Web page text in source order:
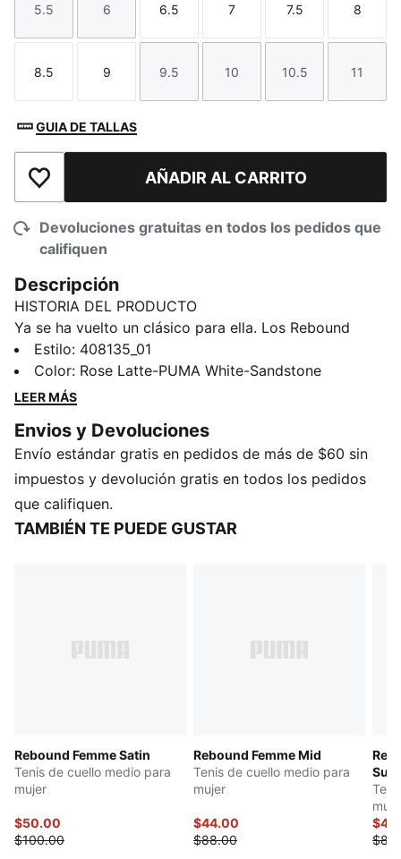
Talla
5.5
Talla
6
Talla
6.5
Talla
7
Talla
7.5
Talla
8
Talla
8.5
Talla
9
Talla
9.5
Talla
10
Talla
10.5
Talla
11
GUIA DE TALLAS
Añadir a la lista de deseosAÑADIR AL CARRITO
Devoluciones gratuitas en todos los pedidos que
califiquen
Descripción
HISTORIA DEL PRODUCTO
Ya se ha vuelto un clásico para ella. Los Rebound
Femme dan un paso adelante con un diseño de
plataforma que añade un toque fresco, bonito y
femenino a la franquicia. Acabados con una plantilla
con un estilo destacado.
CARACTERÍSTICAS Y BENEFICIOS
SOFTFOAM+: Sus plantillas cómodas están diseñadas
para amortiguar suavemente gracias a su talón extra
grueso.
Estilo: 408135_01
Color: Rose Latte-PUMA White-Sandstone
LEER MÁS
Envios y Devoluciones
Envío estándar gratis en pedidos de más de $60 sin
impuestos y devolución gratis en todos los pedidos
que califiquen.
TAMBIÉN TE PUEDE GUSTAR
Rebound Femme Satin
Tenis de cuello medio para
mujer
$50.00
$100.00
Rebound Femme Mid
Tenis de cuello medio para
mujer
$44.00
$88.00